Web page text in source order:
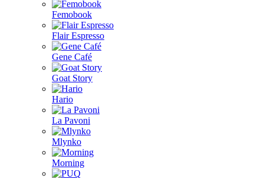
Femobook
Flair Espresso
Gene Café
Goat Story
Hario
La Pavoni
Mlynko
Morning